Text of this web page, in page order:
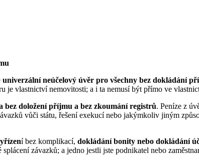
univerzální neúčelový úvěr pro všechny bez dokládání
vlastnictví nemovitosti; a i ta nemusí být přímo ve
bez doložení příjmu a bez zkoumání registrů. Peníze z
vůči státu, řešení exekucí nebo jakýmkoliv jiným
í bez komplikací, dokládání bonity nebo dokládání
závazků; a jedno jestli jste podnikatel nebo